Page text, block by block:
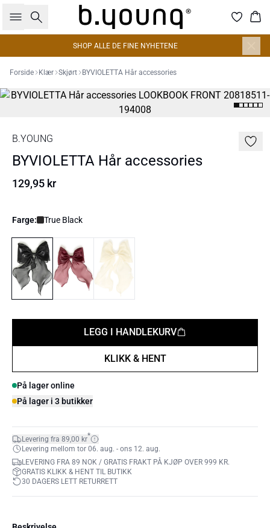
Søk
SHOP ALLE DE FINE NYHETENE
Forside Klær Skjørt BYVIOLETTA Hår accessories
B.YOUNG
BYVIOLETTA Hår accessories
129,95 kr
Farge: True Black
KLIKK & HENT
LEGG I HANDLEKURV
På lager online
På lager i 3 butikker
Levering fra 89,00 kr*
Levering mellom tor 06. aug. - ons 12. aug.
LEVERING FRA 89 NOK / GRATIS FRAKT PÅ KJØP OVER 999 KR.
GRATIS KLIKK & HENT TIL BUTIKK
30 DAGERS LETT RETURRETT